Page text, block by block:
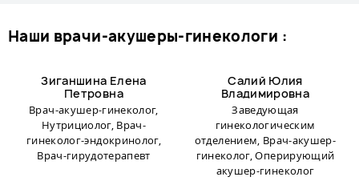
наши врачи-акушеры-гинекологи :
Зиганшина Елена
Петровна
Врач-акушер-гинеколог,
Нутрициолог, Врач-
гинеколог-эндокринолог,
Врач-гирудотерапевт
Салий Юлия
Владимировна
Заведующая
гинекологическим
отделением, Врач-акушер-
гинеколог, Оперирующий
акушер-гинеколог